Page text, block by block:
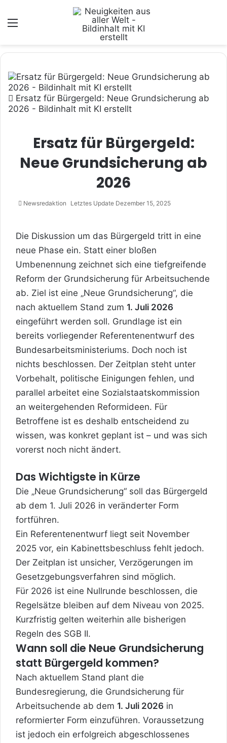
Ersatz für Bürgergeld: Neue Grundsicherung ab
2026 - Bildinhalt mit KI erstellt
Ersatz für Bürgergeld:
Neue Grundsicherung ab
2026
Newsredaktion Letztes Update Dezember 15, 2025
Die Diskussion um das Bürgergeld tritt in eine
neue Phase ein. Statt einer bloßen
Umbenennung zeichnet sich eine tiefgreifende
Reform der Grundsicherung für Arbeitsuchende
ab. Ziel ist eine „Neue Grundsicherung“, die
nach aktuellem Stand zum 1. Juli 2026
eingeführt werden soll. Grundlage ist ein
bereits vorliegender Referentenentwurf des
Bundesarbeitsministeriums. Doch noch ist
nichts beschlossen. Der Zeitplan steht unter
Vorbehalt, politische Einigungen fehlen, und
parallel arbeitet eine Sozialstaatskommission
an weitergehenden Reformideen. Für
Betroffene ist es deshalb entscheidend zu
wissen, was konkret geplant ist – und was sich
vorerst noch nicht ändert.
Das Wichtigste in Kürze
Die „Neue Grundsicherung“ soll das Bürgergeld
ab dem 1. Juli 2026 in veränderter Form
fortführen.
Ein Referentenentwurf liegt seit November
2025 vor, ein Kabinettsbeschluss fehlt jedoch.
Der Zeitplan ist unsicher, Verzögerungen im
Gesetzgebungsverfahren sind möglich.
Für 2026 ist eine Nullrunde beschlossen, die
Regelsätze bleiben auf dem Niveau von 2025.
Kurzfristig gelten weiterhin alle bisherigen
Regeln des SGB II.
Wann soll die Neue Grundsicherung
statt Bürgergeld kommen?
Nach aktuellem Stand plant die
Bundesregierung, die Grundsicherung für
Arbeitsuchende ab dem 1. Juli 2026 in
reformierter Form einzuführen. Voraussetzung
ist jedoch ein erfolgreich abgeschlossenes